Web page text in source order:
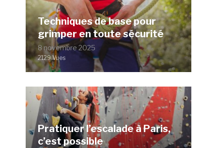
Techniques de base pour
grimper en toute sécurité
8 novembre 2025
2129 Vues
Pratiquer l’escalade à Paris,
c’est possible